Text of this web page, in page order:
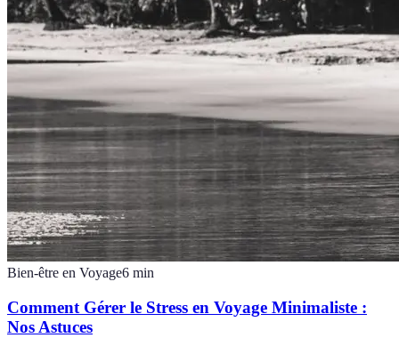
Bien-être en Voyage6 min
Comment Gérer le Stress en Voyage Minimaliste :
Nos Astuces